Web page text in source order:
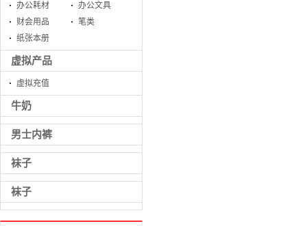
办公耗材
办公文具
财会用品
笔类
纸张本册
虚拟产品
虚拟充值
牛奶
男士内裤
袜子
袜子